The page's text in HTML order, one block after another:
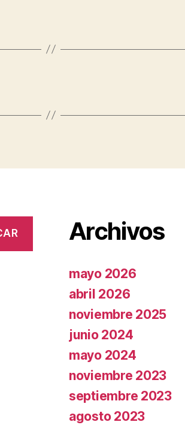
Archivos
mayo 2026
abril 2026
noviembre 2025
junio 2024
mayo 2024
noviembre 2023
septiembre 2023
agosto 2023